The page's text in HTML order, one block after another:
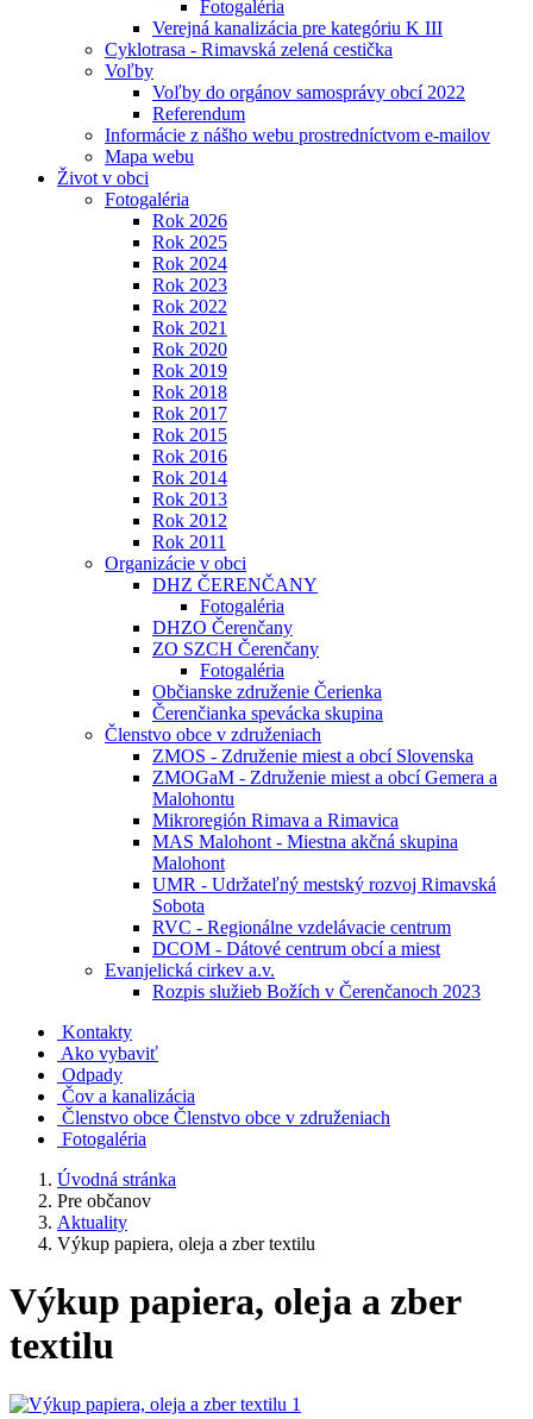
Fotogaléria
Verejná kanalizácia pre kategóriu K III
Cyklotrasa - Rimavská zelená cestička
Voľby
Voľby do orgánov samosprávy obcí 2022
Referendum
Informácie z nášho webu prostredníctvom e-mailov
Mapa webu
Život v obci
Fotogaléria
Rok 2026
Rok 2025
Rok 2024
Rok 2023
Rok 2022
Rok 2021
Rok 2020
Rok 2019
Rok 2018
Rok 2017
Rok 2015
Rok 2016
Rok 2014
Rok 2013
Rok 2012
Rok 2011
Organizácie v obci
DHZ ČERENČANY
Fotogaléria
DHZO Čerenčany
ZO SZCH Čerenčany
Fotogaléria
Občianske združenie Čerienka
Čerenčianka spevácka skupina
Členstvo obce v združeniach
ZMOS - Združenie miest a obcí Slovenska
ZMOGaM - Združenie miest a obcí Gemera a
Malohontu
Mikroregión Rimava a Rimavica
MAS Malohont - Miestna akčná skupina
Malohont
UMR - Udržateľný mestský rozvoj Rimavská
Sobota
RVC - Regionálne vzdelávacie centrum
DCOM - Dátové centrum obcí a miest
Evanjelická cirkev a.v.
Rozpis služieb Božích v Čerenčanoch 2023
Kontakty
Ako vybaviť
Odpady
Čov a kanalizácia
Členstvo obce Členstvo obce v združeniach
Fotogaléria
Úvodná stránka
Pre občanov
Aktuality
Výkup papiera, oleja a zber textilu
Výkup papiera, oleja a zber
textilu